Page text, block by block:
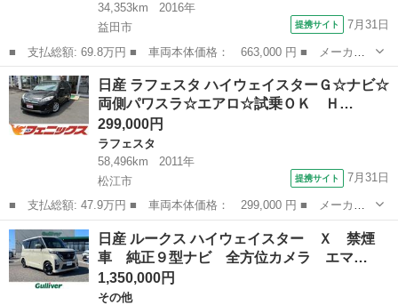
34,353km
2016年
益田市
提携サイト 7月31日
■ 支払総額: 69.8万円 ■ 車両本体価格： 663,000 円 ■ メーカー
名： 日産 ■ 車種名： デイズルークス ■ グレード名： Ｘ 禁
煙車 全方位カメラ エマージェンシーブレーキ ＩＤストップ 片
側パワスラ ...
島根 益田市 デイズ
日産 ラフェスタ ハイウェイスターＧ☆ナビ☆
両側パワスラ☆エアロ☆試乗ＯＫ Ｈ…
299,000円
ラフェスタ
58,496km
2011年
松江市
提携サイト 7月31日
■ 支払総額: 47.9万円 ■ 車両本体価格： 299,000 円 ■ メーカー
名： 日産 ■ 車種名： ラフェスタ ■ グレード名： ハイウェイ
スターＧ☆ナビ☆両側パワスラ☆エアロ☆試乗ＯＫ ＨＤＤナビ☆両
側パワースラ...
島根 松江市 ラフェスタ
日産 ルークス ハイウェイスター Ｘ 禁煙
車 純正９型ナビ 全方位カメラ エマ…
1,350,000円
その他